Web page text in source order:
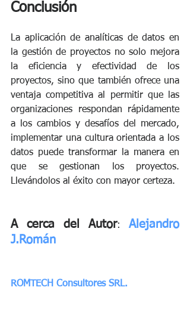
Conclusión
La aplicación de analíticas de datos en
la gestión de proyectos no solo mejora
la eficiencia y efectividad de los
proyectos, sino que también ofrece una
ventaja competitiva al permitir que las
organizaciones respondan rápidamente
a los cambios y desafíos del mercado,
implementar una cultura orientada a los
datos puede transformar la manera en
que se gestionan los proyectos.
Llevándolos al éxito con mayor certeza.
A cerca del Autor: Alejandro
J.Román
ROMTECH Consultores SRL.